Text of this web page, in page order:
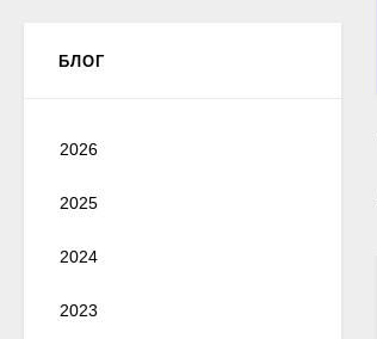
БЛОГ
2026
2025
2024
2023